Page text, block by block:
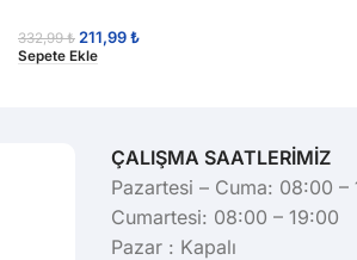
332,99₺ 211,99₺
Sepete Ekle
ÇALIŞMA SAATLERİMİZ
Pazartesi – Cuma: 08:00 –
Cumartesi: 08:00 – 19:00
Pazar : Kapalı